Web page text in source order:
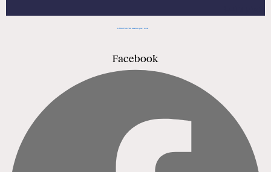
מרכז ייעוץ והרשמה 1-700-700-741
Facebook